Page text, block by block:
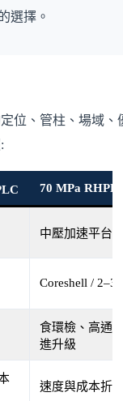
選擇。
位、管柱、場域、
70 MPa
中壓加速平台
Coreshell / 2–3
食環檢、高通
進升級
速度與成本折